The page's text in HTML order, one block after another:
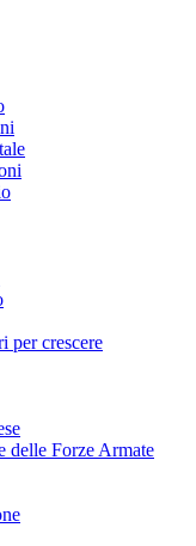
per crescere
delle Forze Armate